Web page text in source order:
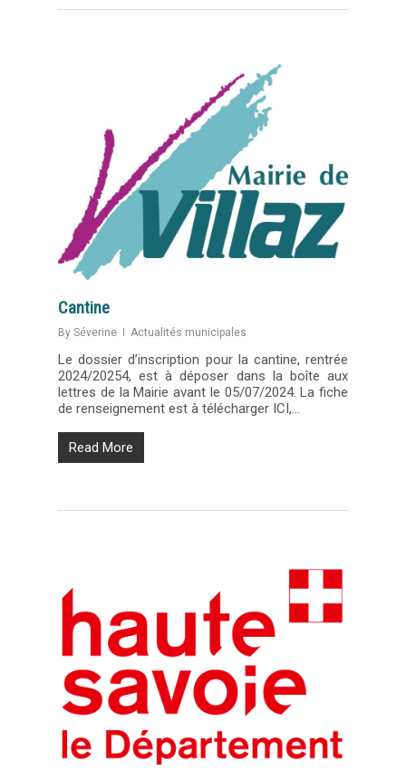
Cantine
By Séverine Actualités municipales
Le dossier d’inscription pour la cantine, rentrée
2024/20254, est à déposer dans la boîte aux
lettres de la Mairie avant le 05/07/2024. La fiche
de renseignement est à télécharger ICI,…
Read More